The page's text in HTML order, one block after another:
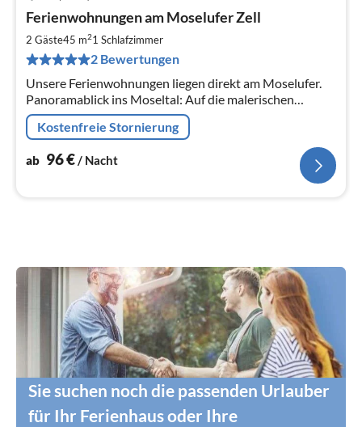
Ferienwohnungen am Moselufer Zell
2 Gäste45 m21 Schlafzimmer
2 Bewertungen
Unsere Ferienwohnungen liegen direkt am Moselufer.
Panoramablick ins Moseltal: Auf die malerischen
Winzerhäuser, den romanischen Glockenturm und auf
die Weinberge. Tolle Aussicht!
Kostenfreie Stornierung
ab 96€/ Nacht
Sie suchen noch die passenden Urlauber
für Ihr Ferienhaus oder Ihre